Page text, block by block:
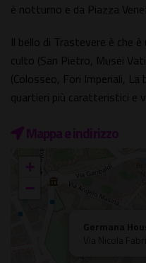
è notturno e da Piazza
Il bello di Trastevere è che
culto (San Pietro, Musei
(Colosseo, Fori Imperiali, La
quartieri più caratteristici e
Mappa e indirizzo
+
−